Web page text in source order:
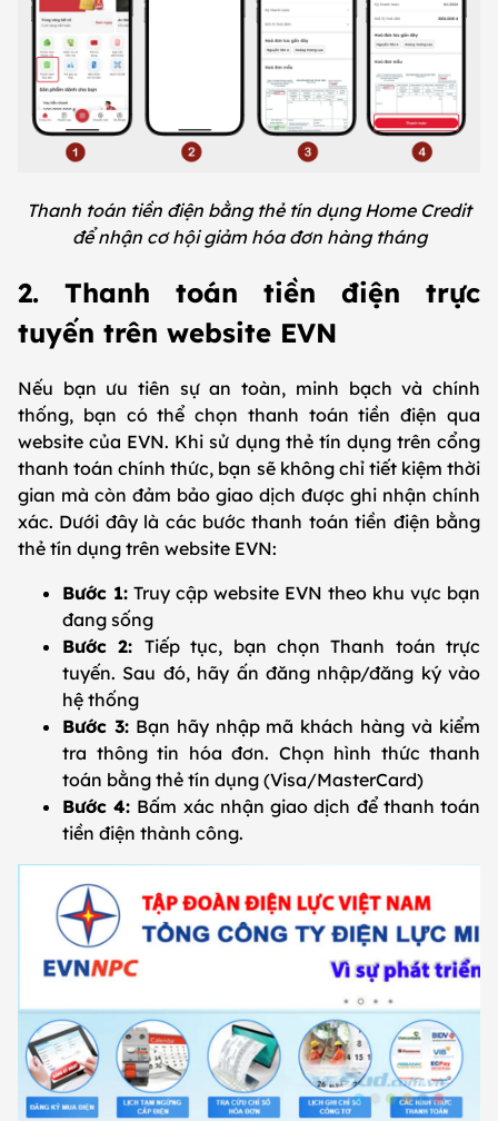
Thanh toán tiền điện bằng thẻ tín dụng Home Credit
để nhận cơ hội giảm hóa đơn hàng tháng
2. Thanh toán tiền điện trực
tuyến trên website EVN
Nếu bạn ưu tiên sự an toàn, minh bạch và chính
thống, bạn có thể chọn thanh toán tiền điện qua
website của EVN. Khi sử dụng thẻ tín dụng trên cổng
thanh toán chính thức, bạn sẽ không chỉ tiết kiệm thời
gian mà còn đảm bảo giao dịch được ghi nhận chính
xác. Dưới đây là các bước thanh toán tiền điện bằng
thẻ tín dụng trên website EVN:
Bước 1: Truy cập website EVN theo khu vực bạn
đang sống
Bước 2: Tiếp tục, bạn chọn Thanh toán trực
tuyến. Sau đó, hãy ấn đăng nhập/đăng ký vào
hệ thống
Bước 3:Bạn hãy nhập mã khách hàng và kiểm
tra thông tin hóa đơn. Chọn hình thức thanh
toán bằng thẻ tín dụng (Visa/MasterCard)
Bước 4: Bấm xác nhận giao dịch để thanh toán
tiền điện thành công.